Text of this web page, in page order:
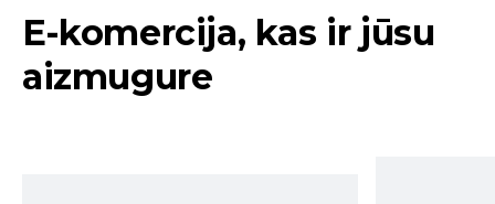
E-komercija, kas ir jūsu
aizmugure